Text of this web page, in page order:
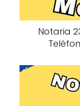
Notaria